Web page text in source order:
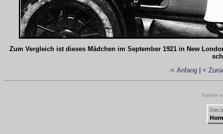
Zum Vergleich ist dieses Mädchen im September 1921 in New
·< Anfang| <
Galerie